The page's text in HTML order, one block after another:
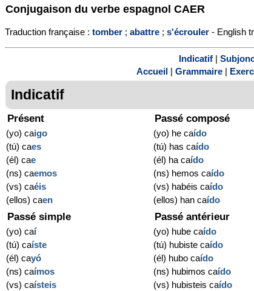
Conjugaison du verbe espagnol CAER
Traduction française : tomber ; abattre ; s'écrouler - English
Indicatif|
Accueil
Grammaire
Indicatif
Présent
(yo) caigo
(tú) caes
(él) cae
(ns) caemos
(vs) caéis
(ellos) caen
Passé composé
(yo) he caído
(tú) has caído
(él) ha caído
(ns) hemos caído
(vs) habéis caído
(ellos) han caído
Passé simple
(yo) caí
(tú) caíste
(él) cayó
(ns) caímos
(vs) caísteis
Passé antérieur
(yo) hube caído
(tú) hubiste caído
(él) hubo caído
(ns) hubimos caído
(vs) hubisteis caído